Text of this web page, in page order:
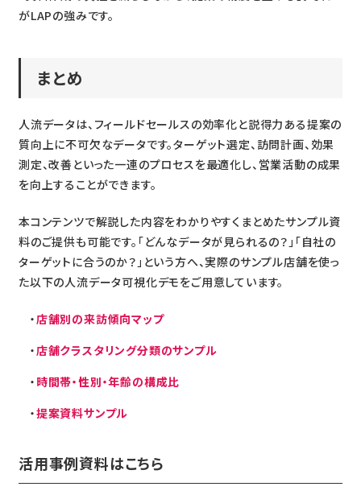
がLAPの強みです。
まとめ
人流データは、フィールドセールスの効率化と説得力ある提案の
質向上に不可欠なデータです。ターゲット選定、訪問計画、効果
測定、改善といった一連のプロセスを最適化し、営業活動の成果
を向上することができます。
本コンテンツで解説した内容をわかりやすくまとめたサンプル資
料のご提供も可能です。「どんなデータが見られるの？」「自社の
ターゲットに合うのか？」という方へ、実際のサンプル店舗を使っ
た以下の人流データ可視化デモをご用意しています。
店舗別の来訪傾向マップ
店舗クラスタリング分類のサンプル
時間帯・性別・年齢の構成比
提案資料サンプル
活用事例資料はこちら